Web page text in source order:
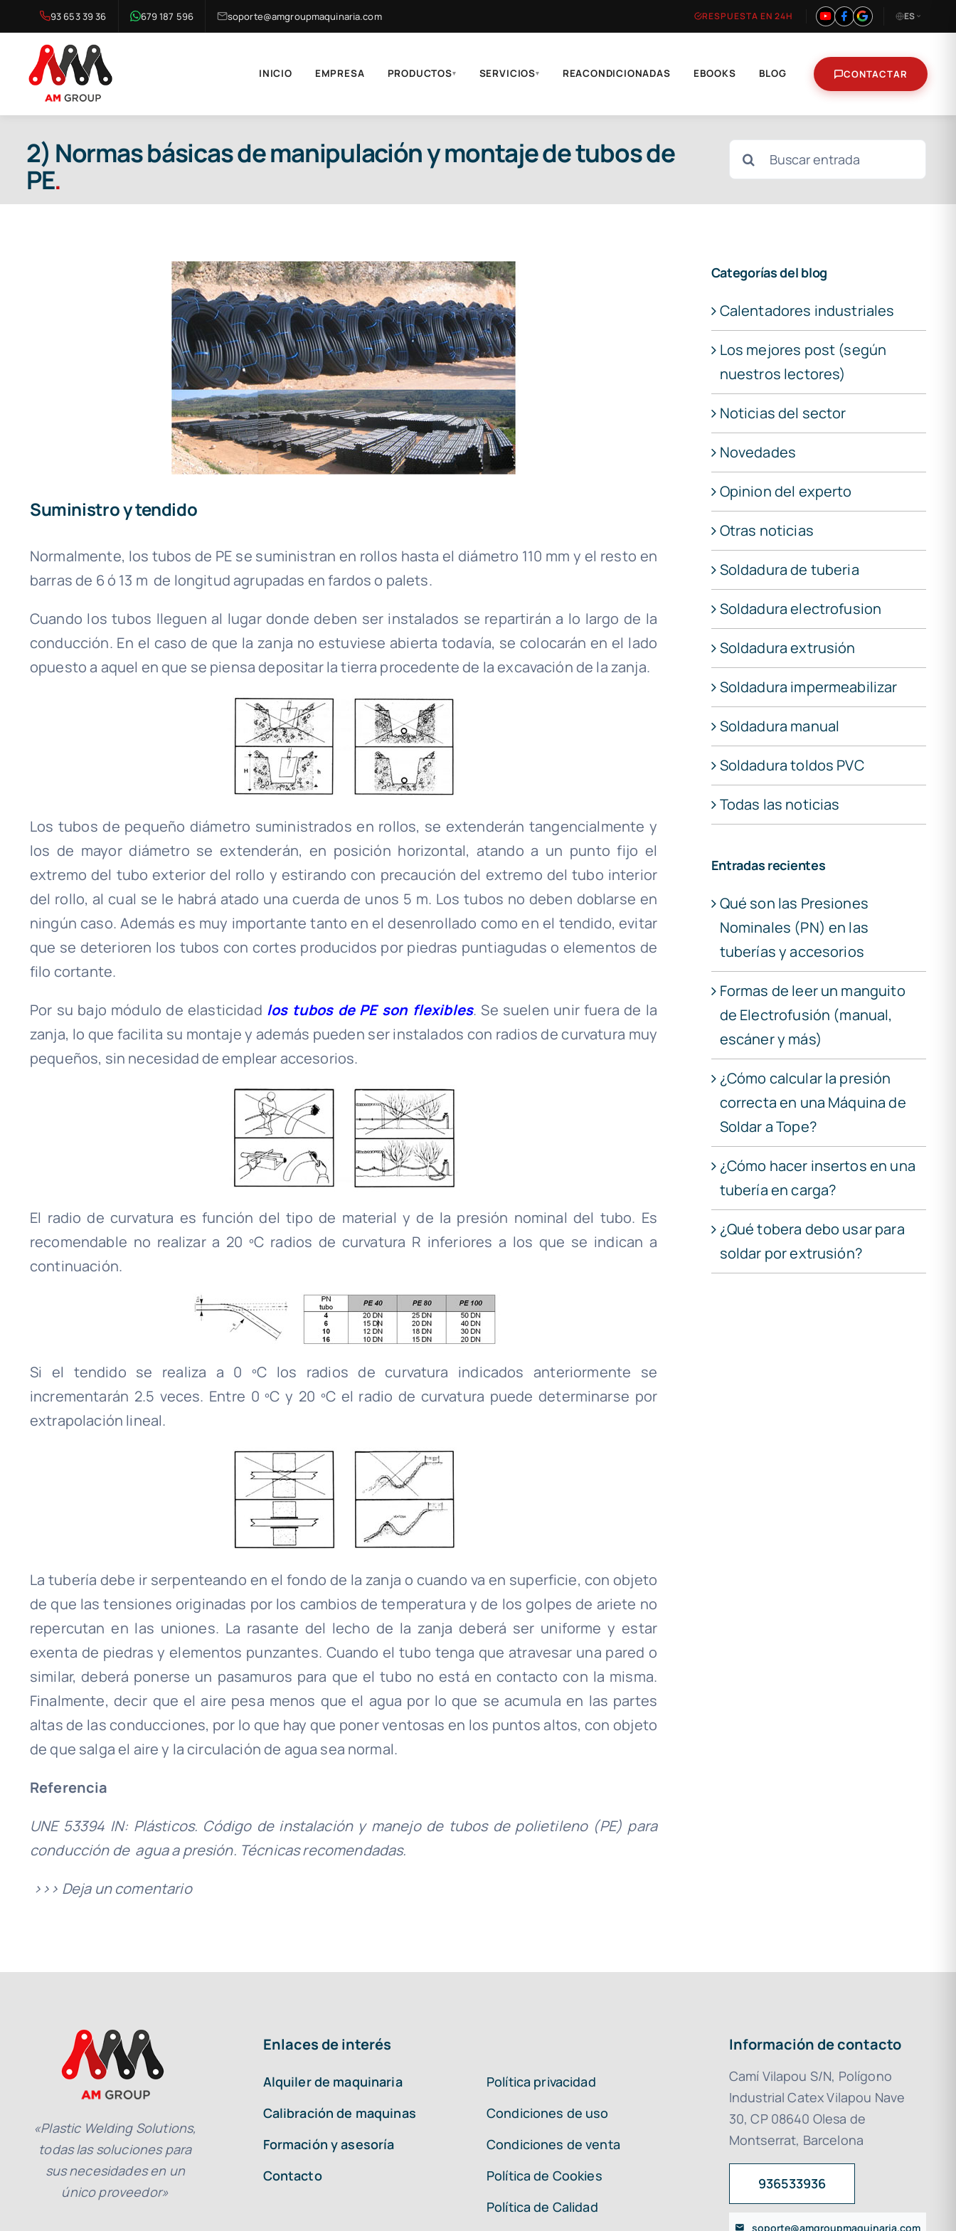
al
contenido
93 653 39 36 679 187 596 soporte@amgroupmaquinaria.com RESPUESTA EN 24H ES
INICIO EMPRESA PRODUCTOS▾ SERVICIOS▾ REACONDICIONADAS EBOOKS BLOG CONTACTAR
2) Normas básicas de manipulación y montaje de tubos de
PE.
Buscar:
Suministro y tendido
Normalmente, los tubos de PE se suministran en rollos hasta el diámetro 110 mm y el resto en
barras de 6 ó 13 m de longitud agrupadas en fardos o palets.
Cuando los tubos lleguen al lugar donde deben ser instalados se repartirán a lo largo de la
conducción. En el caso de que la zanja no estuviese abierta todavía, se colocarán en el lado
opuesto a aquel en que se piensa depositar la tierra procedente de la excavación de la zanja.
Los tubos de pequeño diámetro suministrados en rollos, se extenderán tangencialmente y
los de mayor diámetro se extenderán, en posición horizontal, atando a un punto fijo el
extremo del tubo exterior del rollo y estirando con precaución del extremo del tubo interior
del rollo, al cual se le habrá atado una cuerda de unos 5 m. Los tubos no deben doblarse en
ningún caso. Además es muy importante tanto en el desenrollado como en el tendido, evitar
que se deterioren los tubos con cortes producidos por piedras puntiagudas o elementos de
filo cortante.
Por su bajo módulo de elasticidad los tubos de PE son flexibles. Se suelen unir fuera de la
zanja, lo que facilita su montaje y además pueden ser instalados con radios de curvatura muy
pequeños, sin necesidad de emplear accesorios.
El radio de curvatura es función del tipo de material y de la presión nominal del tubo. Es
recomendable no realizar a 20 ºC radios de curvatura R inferiores a los que se indican a
continuación.
Si el tendido se realiza a 0 ºC los radios de curvatura indicados anteriormente se
incrementarán 2.5 veces. Entre 0 ºC y 20 ºC el radio de curvatura puede determinarse por
extrapolación lineal.
La tubería debe ir serpenteando en el fondo de la zanja o cuando va en superficie, con objeto
de que las tensiones originadas por los cambios de temperatura y de los golpes de ariete no
repercutan en las uniones. La rasante del lecho de la zanja deberá ser uniforme y estar
exenta de piedras y elementos punzantes. Cuando el tubo tenga que atravesar una pared o
similar, deberá ponerse un pasamuros para que el tubo no está en contacto con la misma.
Finalmente, decir que el aire pesa menos que el agua por lo que se acumula en las partes
altas de las conducciones, por lo que hay que poner ventosas en los puntos altos, con objeto
de que salga el aire y la circulación de agua sea normal.
Referencia
UNE 53394 IN: Plásticos. Código de instalación y manejo de tubos de polietileno (PE) para
conducción de agua a presión. Técnicas recomendadas.
>>> Deja un comentario
Categorías del blog
Calentadores industriales
Los mejores post (según
nuestros lectores)
Noticias del sector
Novedades
Opinion del experto
Otras noticias
Soldadura de tuberia
Soldadura electrofusion
Soldadura extrusión
Soldadura impermeabilizar
Soldadura manual
Soldadura toldos PVC
Todas las noticias
Entradas recientes
Qué son las Presiones
Nominales (PN) en las
tuberías y accesorios
Formas de leer un manguito
de Electrofusión (manual,
escáner y más)
¿Cómo calcular la presión
correcta en una Máquina de
Soldar a Tope?
¿Cómo hacer insertos en una
tubería en carga?
¿Qué tobera debo usar para
soldar por extrusión?
«Plastic Welding Solutions,
todas las soluciones para
sus necesidades en un
único proveedor»
Enlaces de interés
Alquiler de maquinaria
Calibración de maquinas
Formación y asesoría
Contacto
Política privacidad
Condiciones de uso
Condiciones de venta
Política de Cookies
Política de Calidad
Información de contacto
Camí Vilapou S/N, Polígono
Industrial Catex Vilapou Nave
30, CP 08640 Olesa de
Montserrat, Barcelona
936533936
soporte@amgroupmaquinaria.com